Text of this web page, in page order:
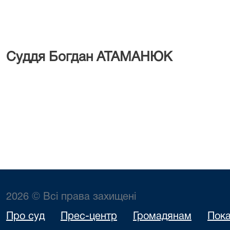
Суддя Богдан АТАМАНЮК
2026 © Всі права захищені
Про суд Прес-центр Громадянам